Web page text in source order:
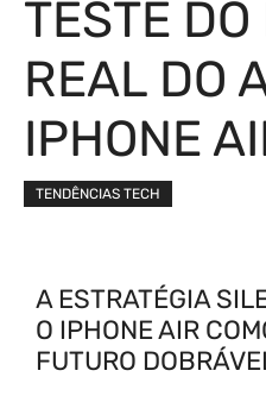
TESTE
REAL DO
IPHONE
TENDÊNCIAS TECH
A ESTRATÉGIA
O IPHONE AIR
FUTURO